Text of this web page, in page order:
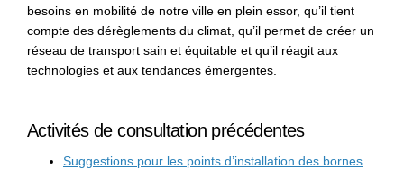
besoins en mobilité de notre ville en plein essor, qu’il tient
compte des dérèglements du climat, qu’il permet de créer un
réseau de transport sain et équitable et qu’il réagit aux
technologies et aux tendances émergentes.
Activités de consultation précédentes
Suggestions pour les points d’installation des bornes